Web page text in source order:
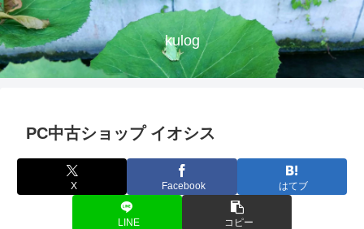
kulog
PC中古ショップ イオシス
X Facebook はてブ
LINE コピー